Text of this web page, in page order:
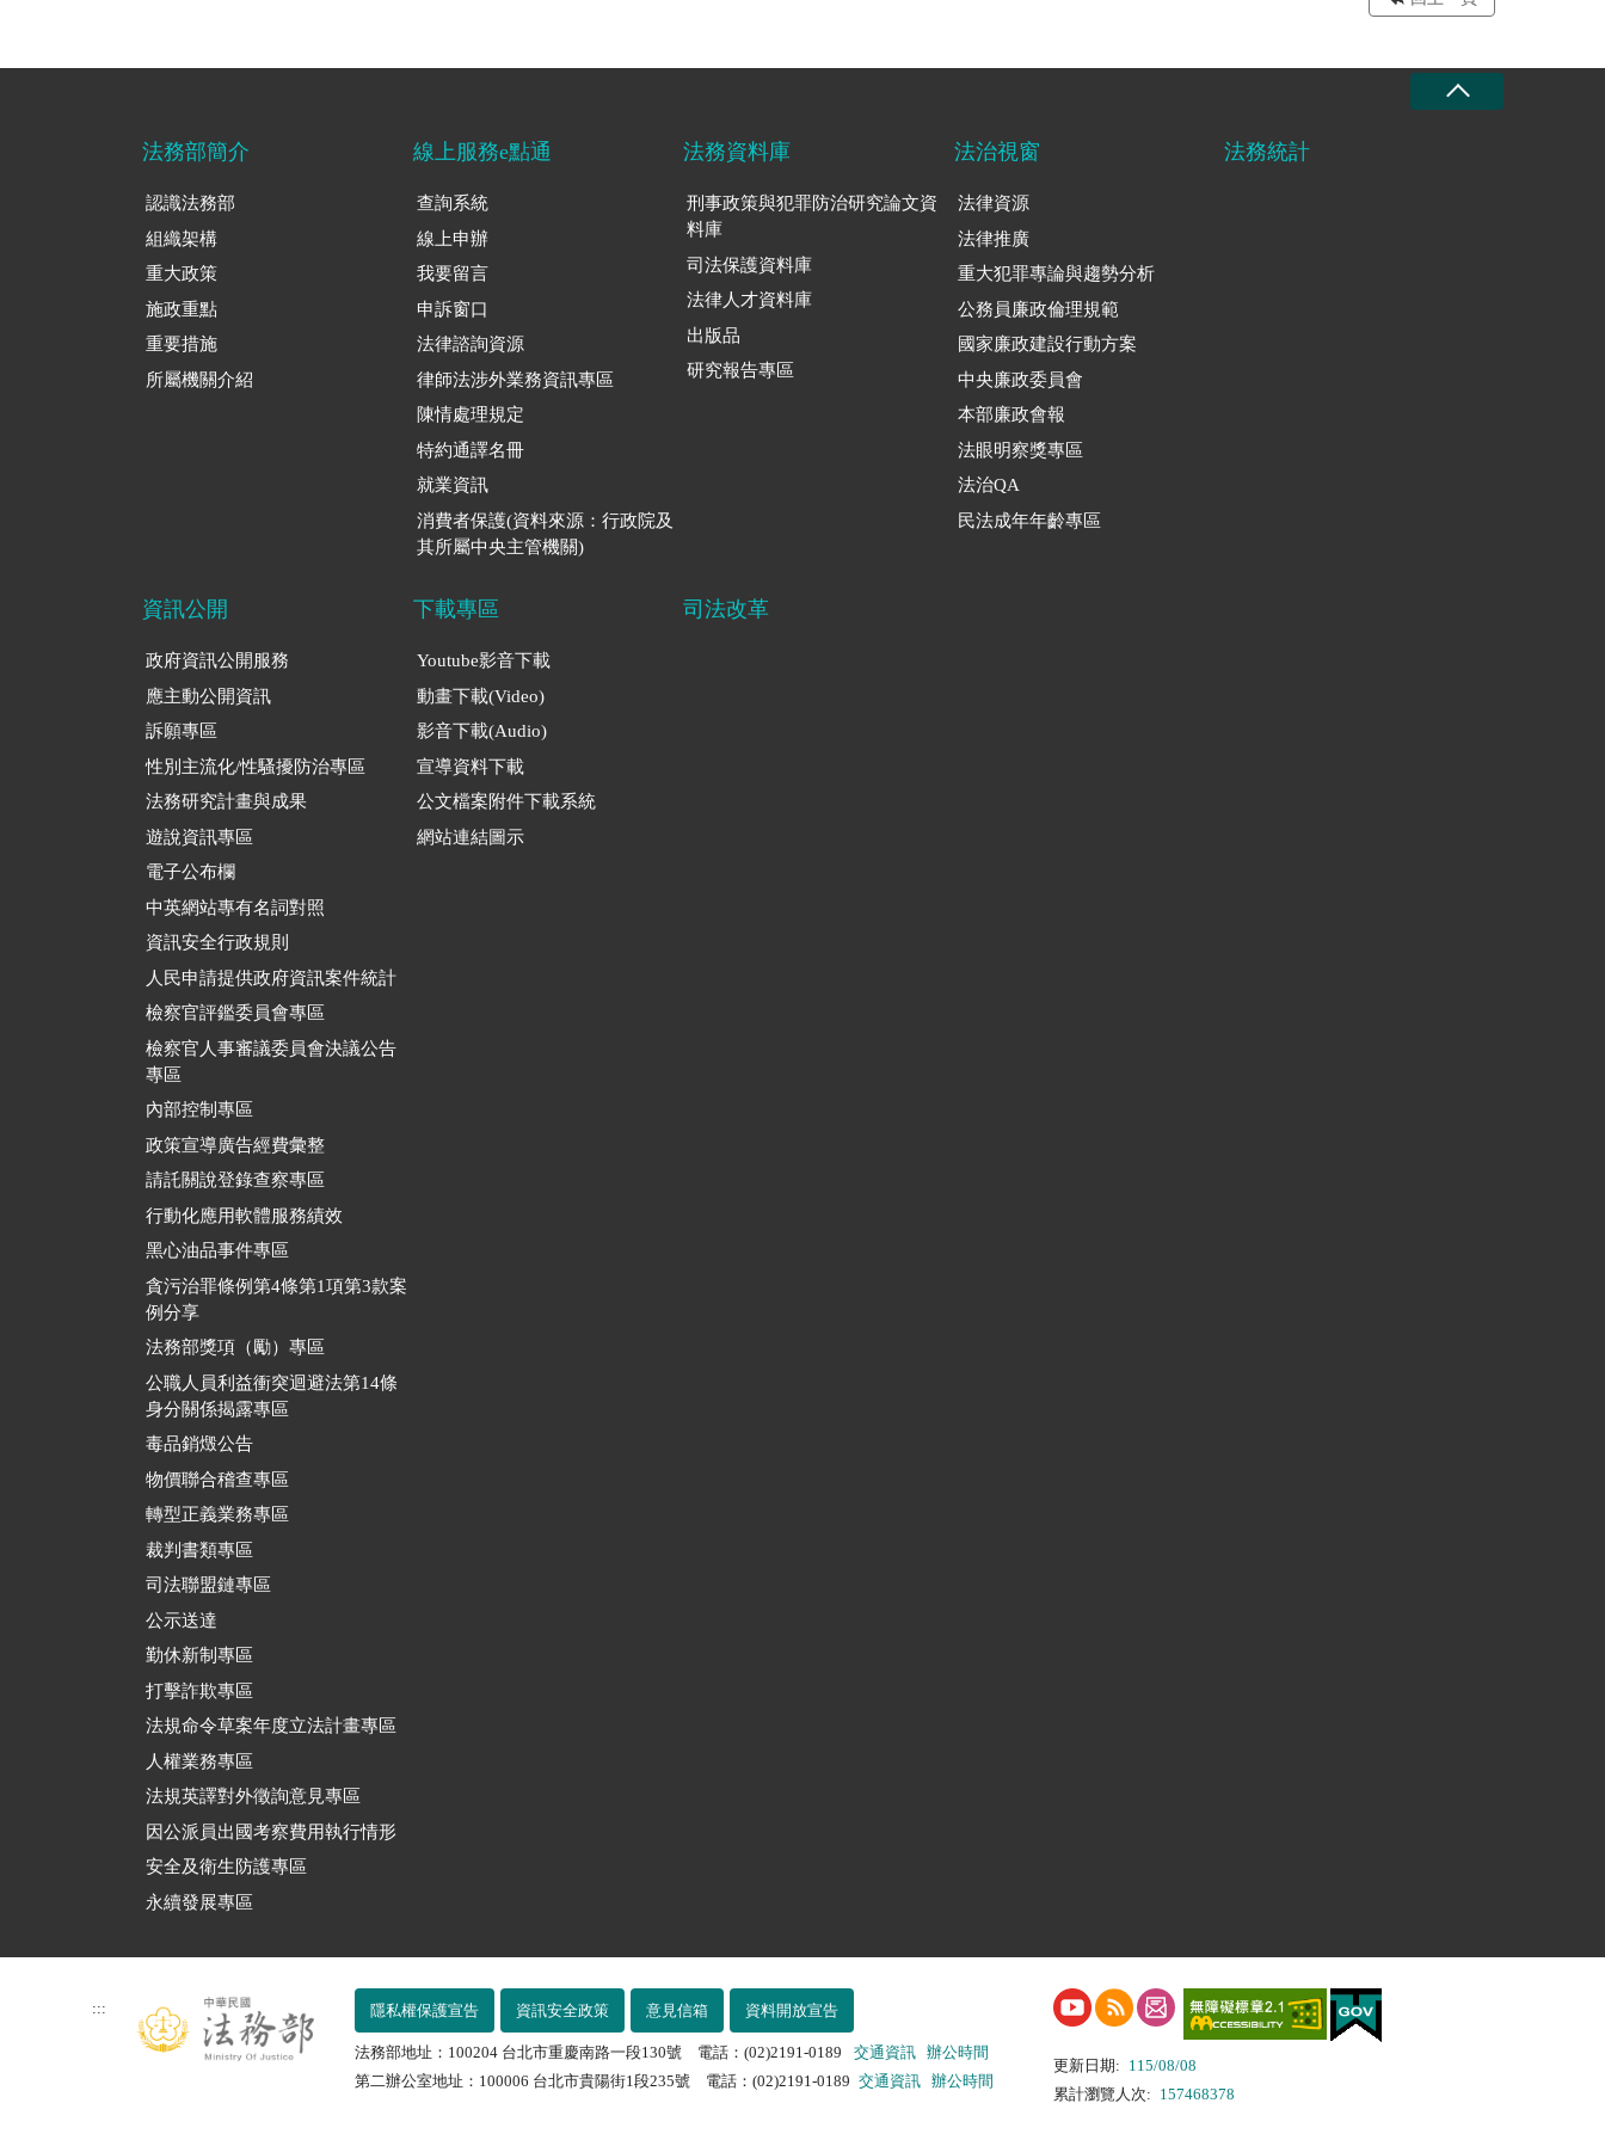
法務部簡介
認識法務部
組織架構
重大政策
施政重點
重要措施
所屬機關介紹
線上服務e點通
查詢系統
線上申辦
我要留言
申訴窗口
法律諮詢資源
律師法涉外業務資訊專區
陳情處理規定
特約通譯名冊
就業資訊
消費者保護(資料來源：行政院及
其所屬中央主管機關)
法務資料庫
刑事政策與犯罪防治研究論文資
料庫
司法保護資料庫
法律人才資料庫
出版品
研究報告專區
法治視窗
法律資源
法律推廣
重大犯罪專論與趨勢分析
公務員廉政倫理規範
國家廉政建設行動方案
中央廉政委員會
本部廉政會報
法眼明察獎專區
法治QA
民法成年年齡專區
法務統計
資訊公開
政府資訊公開服務
應主動公開資訊
訴願專區
性別主流化/性騷擾防治專區
法務研究計畫與成果
遊說資訊專區
電子公布欄
中英網站專有名詞對照
資訊安全行政規則
人民申請提供政府資訊案件統計
檢察官評鑑委員會專區
檢察官人事審議委員會決議公告
專區
內部控制專區
政策宣導廣告經費彙整
請託關說登錄查察專區
行動化應用軟體服務績效
黑心油品事件專區
貪污治罪條例第4條第1項第3款案
例分享
法務部獎項（勵）專區
公職人員利益衝突迴避法第14條
身分關係揭露專區
毒品銷燬公告
物價聯合稽查專區
轉型正義業務專區
裁判書類專區
司法聯盟鏈專區
公示送達
勤休新制專區
打擊詐欺專區
法規命令草案年度立法計畫專區
人權業務專區
法規英譯對外徵詢意見專區
因公派員出國考察費用執行情形
安全及衛生防護專區
永續發展專區
下載專區
Youtube影音下載
動畫下載(Video)
影音下載(Audio)
宣導資料下載
公文檔案附件下載系統
網站連結圖示
司法改革
::: 隱私權保護宣告 資訊安全政策 意見信箱 資料開放宣告
法務部地址：100204 台北市重慶南路一段130號 電話：(02)2191-0189 交通資訊
辦公時間
第二辦公室地址：100006 台北市貴陽街1段235號 電話：(02)2191-0189 交通資訊 辦公時間
更新日期: 115/08/08
累計瀏覽人次: 157468378